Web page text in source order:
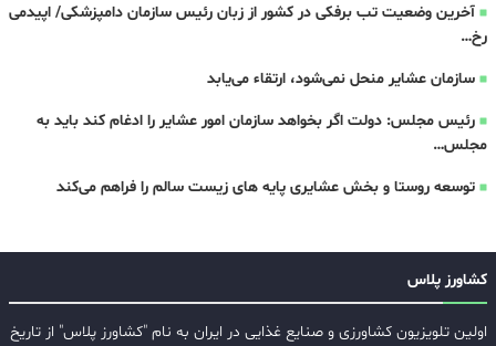
آخرین وضعیت تب برفکی در کشور از زبان رئیس سازمان دامپزشکی/ اپیدمی
رخ…
سازمان عشایر منحل نمی‌شود، ارتقاء می‌یابد
رئیس مجلس: دولت اگر بخواهد سازمان امور عشایر را ادغام کند باید به
مجلس…
توسعه روستا و بخش عشایری پایه های زیست سالم را فراهم می‌کند
کشاورز پلاس
اولین تلویزیون کشاورزی و صنایع غذایی در ایران به نام "کشاورز پلاس" از تاریخ